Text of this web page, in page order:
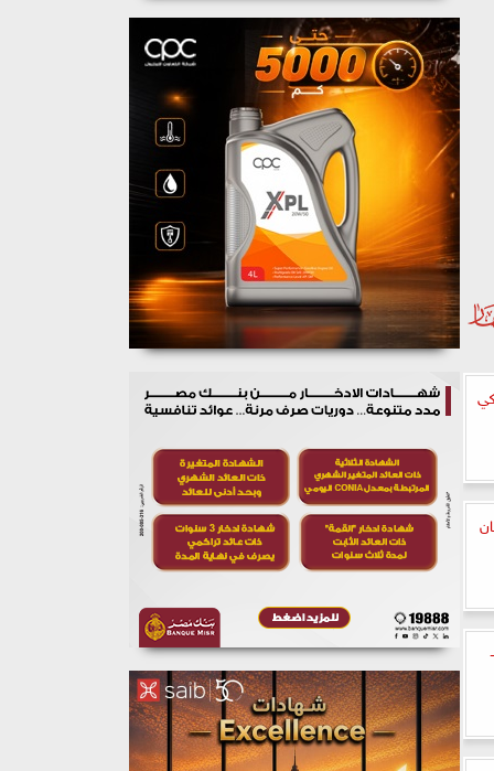
مواعيد مباريات اليوم الخميس 22-2-